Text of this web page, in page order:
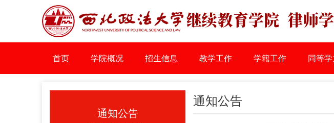
首页 学院概况 招生信息 教学工作 学籍工作 同等
通知公告
通知公告